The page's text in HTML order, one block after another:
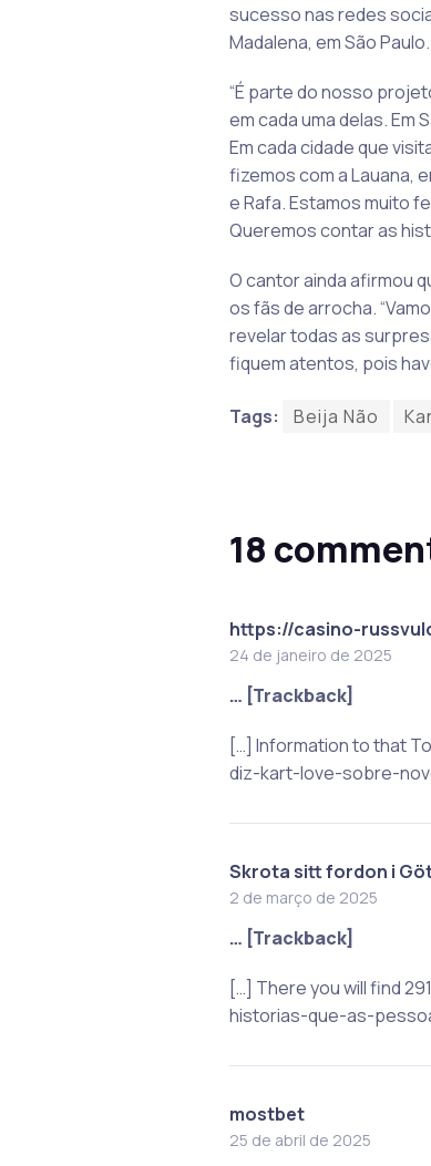
sucesso nas redes
Madalena, em São Paulo.
“É parte do nosso
em cada uma delas. Em
Em cada cidade que
fizemos com a Lauana,
e Rafa. Estamos muito
Queremos contar as
O cantor ainda afirmou
os fãs de arrocha.
revelar todas as
fiquem atentos, pois
Tags: Beija Não
18
https://casino-
24 de janeiro de 2025
… [Trackback]
[…] Information to that
diz-kart-love-sobre-
Skrota sitt fordon i
2 de março de 2025
… [Trackback]
[…] There you will find
historias-que-as-
mostbet
25 de abril de 2025